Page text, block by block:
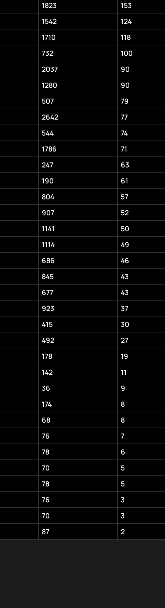
1823 153
1542 124
1710 118
732 100
2037 90
1280 90
507 79
2642 77
544 74
1786 71
247 63
190 61
804 57
907 52
1141 50
1114 49
686 46
845 43
677 43
923 37
415 30
492 27
178 19
142 11
36 9
174 8
68 8
76 7
78 6
70 5
78 5
76 3
70 3
87 2